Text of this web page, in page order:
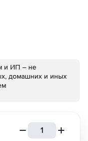
и ИП – не
домашних и иных